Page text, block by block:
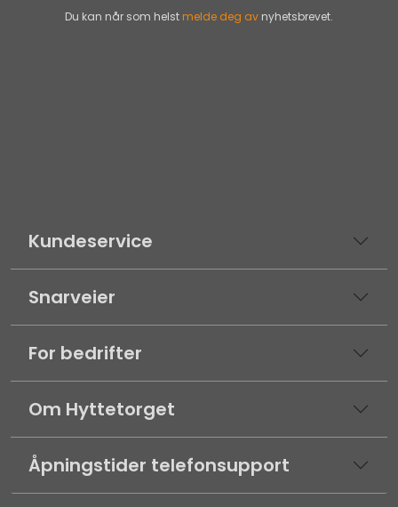
Kundeservice
Snarveier
For bedrifter
Om Hyttetorget
Åpningstider telefonsupport
Du kan når som helst melde deg av nyhetsbrevet.